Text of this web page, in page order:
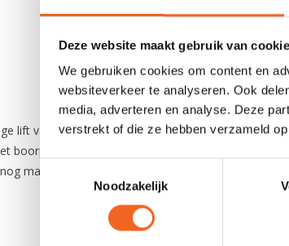
Deze website maakt gebruik van
We gebruiken cookies om content en
websiteverkeer te analyseren. Ook
media, adverteren en analyse. Deze
verstrekt of die ze hebben verzameld
Toestemmingsselectie
Noodzakelijk
lift van Eckla is het opbergen van een kajak,
boorpatronen waardoor de installatie eenvoudig
makkelijk te gebruiken kan de lift tot een hoogte